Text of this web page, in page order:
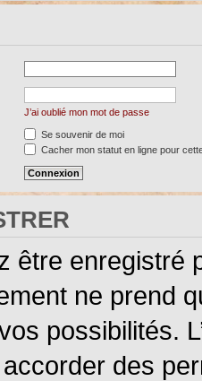
J’ai oublié mon mot de passe
Se souvenir de moi
Cacher mon statut en ligne pour
être enregistré
ne prend
possibilités.
des